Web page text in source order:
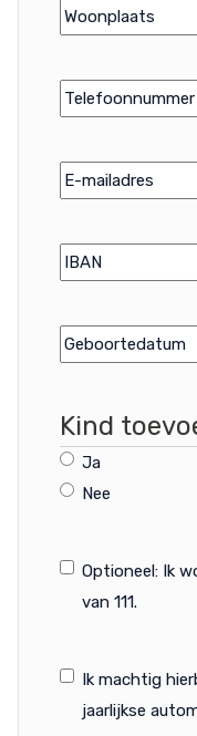
Telefoonnummer
E-
IBAN(Vereist)
Datum(Vereist)
Kind
Ja
Nee
Club
van
Optioneel: Ik
van 111.
Ik machtig
jaarlijkse